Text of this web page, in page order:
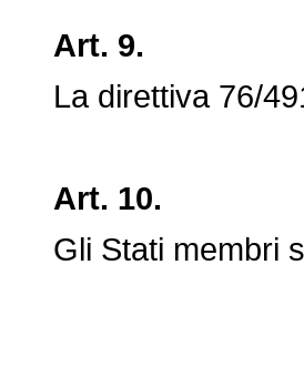
Art. 9.
La direttiva 76/
Art. 10.
Gli Stati membri